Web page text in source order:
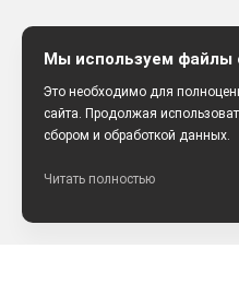
Мы используем файлы
Это необходимо для
сайта. Продолжая
сбором и обработкой данных.
Читать полностью